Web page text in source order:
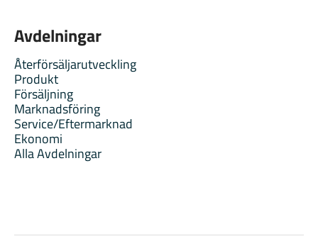
Avdelningar
Återförsäljarutveckling
Produkt
Försäljning
Marknadsföring
Service/Eftermarknad
Ekonomi
Alla Avdelningar